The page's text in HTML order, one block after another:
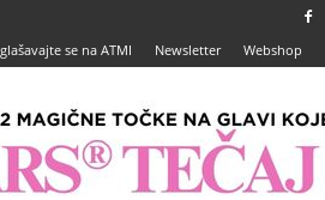
se na ATMI Newsletter Webshop